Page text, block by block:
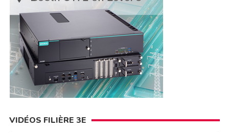
VIDÉOS FILIÈRE 3E